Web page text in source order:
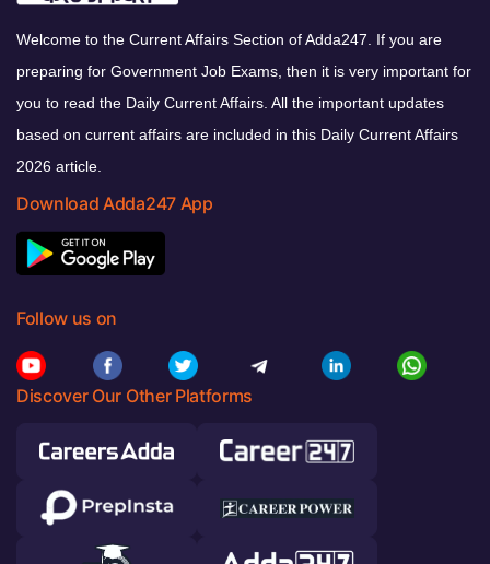
Welcome to the Current Affairs Section of Adda247. If you are
preparing for Government Job Exams, then it is very important for
you to read the Daily Current Affairs. All the important updates
based on current affairs are included in this Daily Current Affairs
2026 article.
Download Adda247 App
Follow us on
Discover Our Other Platforms